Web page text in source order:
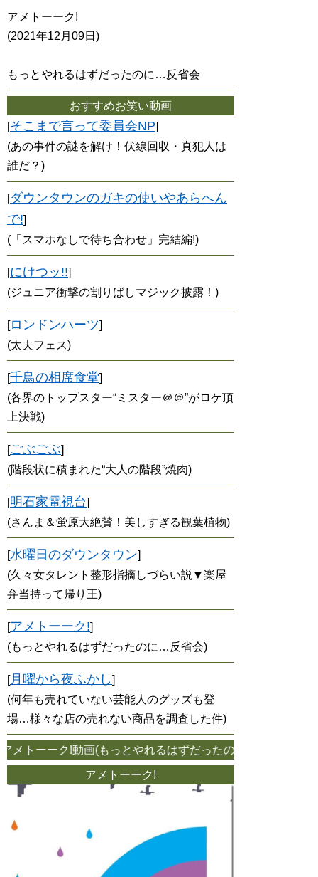
アメトーーク!
(2021年12月09日)
もっとやれるはずだったのに…反省会
おすすめお笑い動画
[そこまで言って委員会NP]
(あの事件の謎を解け！伏線回収・真犯人は
誰だ？)
[ダウンタウンのガキの使いやあらへん
で!]
(「スマホなしで待ち合わせ」完結編!)
[にけつッ!!]
(ジュニア衝撃の割りばしマジック披露！)
[ロンドンハーツ]
(太夫フェス)
[千鳥の相席食堂]
(各界のトップスター“ミスター＠＠”がロケ頂
上決戦)
[ごぶごぶ]
(階段状に積まれた“大人の階段”焼肉)
[明石家電視台]
(さんま＆蛍原大絶賛！美しすぎる観葉植物)
[水曜日のダウンタウン]
(久々女タレント整形指摘しづらい説▼楽屋
弁当持って帰り王)
[アメトーーク!]
(もっとやれるはずだったのに…反省会)
[月曜から夜ふかし]
(何年も売れていない芸能人のグッズも登
場…様々な店の売れない商品を調査した件)
トーーク!動画(もっとやれるはずだったのに…反省会 2021
アメトーーク!